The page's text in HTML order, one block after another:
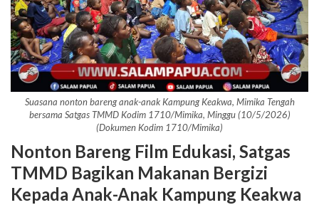
Suasana nonton bareng anak-anak Kampung Keakwa, Mimika Tengah
bersama Satgas TMMD Kodim 1710/Mimika, Minggu (10/5/2026)
(Dokumen Kodim 1710/Mimika)
Nonton Bareng Film Edukasi, Satgas
TMMD Bagikan Makanan Bergizi
Kepada Anak-Anak Kampung Keakwa